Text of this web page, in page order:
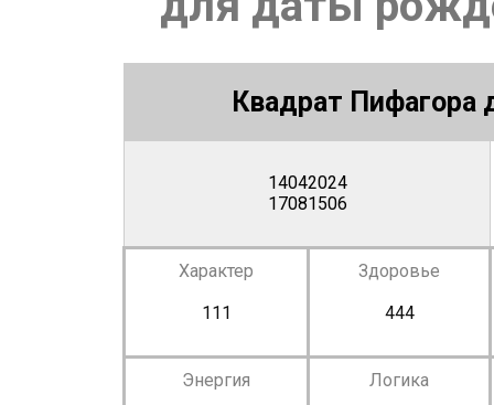
Квадрат Пифагора
14042024
17081506
Характер
111
Здоровье
444
Энергия
Логика